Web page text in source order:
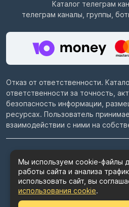
Каталог телеграм
телеграм каналы, группы,
Отказ от ответственности.
ответственности за точность,
безопасность информации,
ресурсах. Пользователь
взаимодействии с ними на
Пользовательское
Политика
Политика
Мы используем cookie-файлы
работы сайта и анализа
использовать сайт, вы
использования cookie.